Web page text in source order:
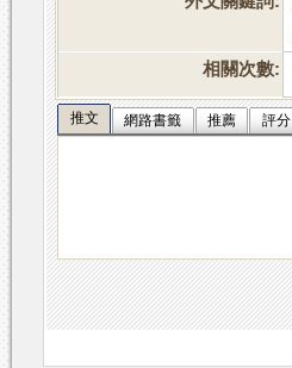
相關次數:
推文 網路書籤 推薦 評分